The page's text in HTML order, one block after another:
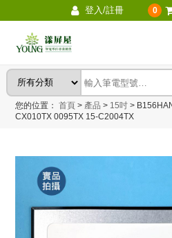
登入/註冊 0
您的位置：首頁 > 產品 > 15吋 >
CX010TX 0095TX 15-C2004TX